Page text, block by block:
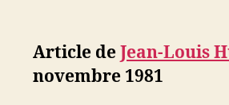
Article deJean-Louis
novembre 1981